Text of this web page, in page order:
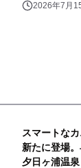
2026年7月
スマートな
新たに登場
夕日ヶ浦温